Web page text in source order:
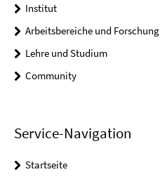
Institut
Arbeitsbereiche und Forschung
Lehre und Studium
Community
Service-Navigation
Startseite